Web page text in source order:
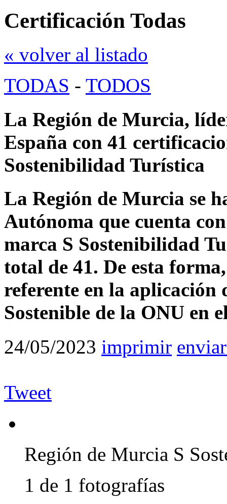
Certificación Todas
« volver al listado
TODAS - TODOS
La Región de Murcia,
España con 41
Sostenibilidad Turística
La Región de Murcia se
Autónoma que cuenta
marca S Sostenibilidad
total de 41. De esta
referente en la aplicación
Sostenible de la ONU en
24/05/2023 imprimir
Tweet
Región de Murcia S
1 de 1 fotografías